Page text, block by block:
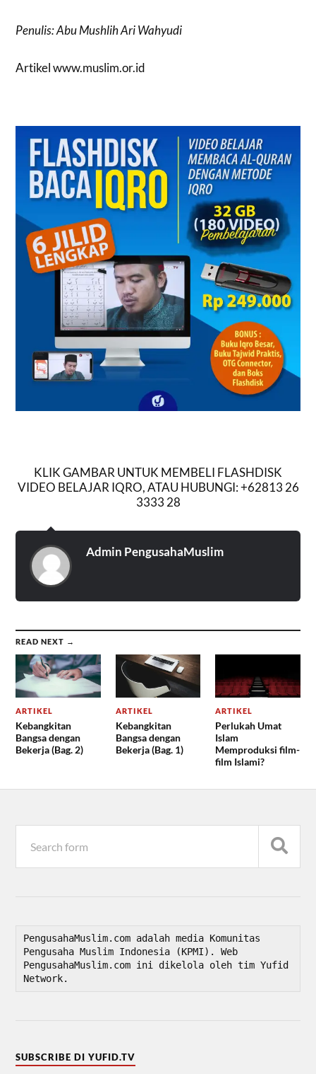
Penulis: Abu Mushlih Ari Wahyudi
Artikel www.muslim.or.id
KLIK GAMBAR UNTUK MEMBELI FLASHDISK
VIDEO BELAJAR IQRO, ATAU HUBUNGI: +62813 26
3333 28
Admin PengusahaMuslim
READ NEXT →
ARTIKEL
Kebangkitan
Bangsa dengan
Bekerja (Bag. 2)
ARTIKEL
Kebangkitan
Bangsa dengan
Bekerja (Bag. 1)
ARTIKEL
Perlukah Umat
Islam
Memproduksi film-
film Islami?
PengusahaMuslim.com adalah media Komunitas
Pengusaha Muslim Indonesia (KPMI). Web
PengusahaMuslim.com ini dikelola oleh tim Yufid
Network.
SUBSCRIBE DI YUFID.TV